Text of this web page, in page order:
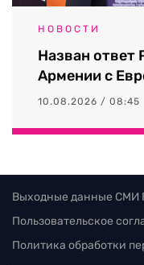
НОВОСТИ
Назван ответ
Армении с
10.08.2026 / 08:45
Выходные данные СМИ
Пользовательское
Политика обработки